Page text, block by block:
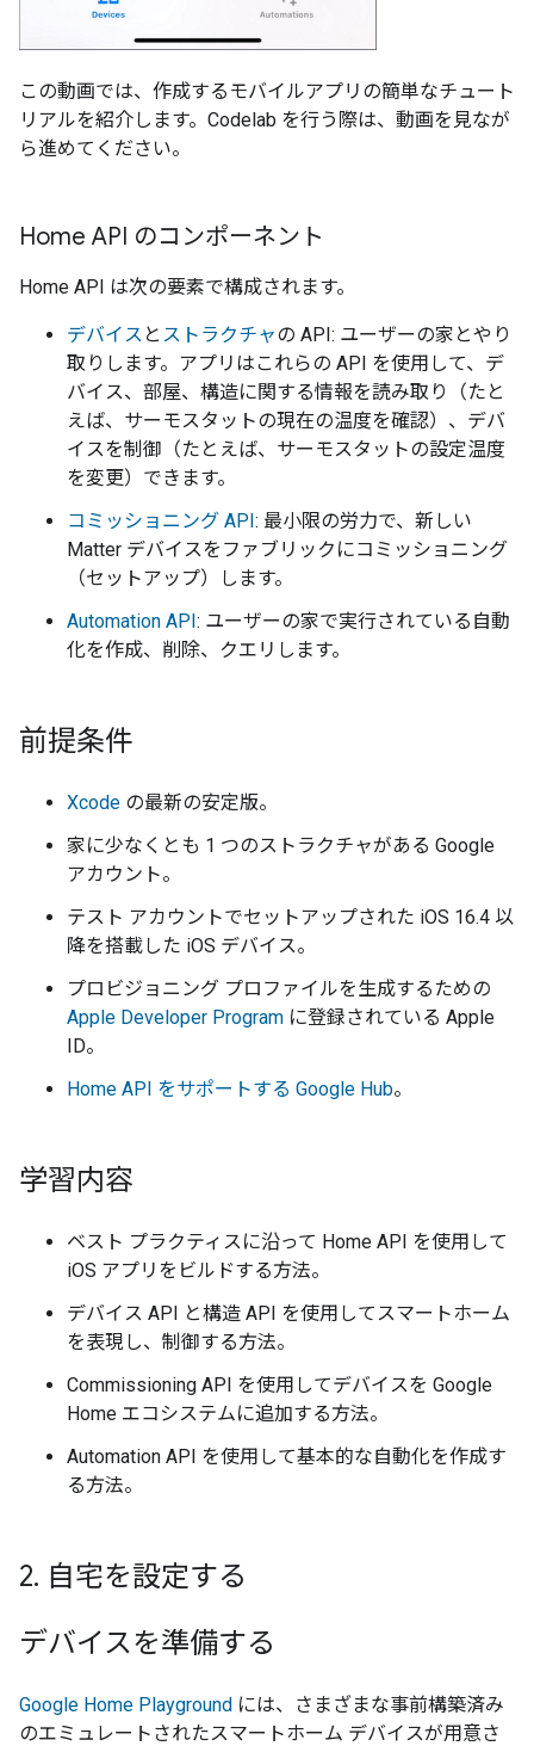
この動画では、作成するモバイルアプリの簡単なチュート
リアルを紹介します。Codelab を行う際は、動画を見なが
ら進めてください。
Home API のコンポーネント
Home API は次の要素で構成されます。
デバイス と ストラクチャの API: ユーザーの家とやり
取りします。アプリはこれらの API を使用して、デ
バイス、部屋、構造に関する情報を読み取り（たと
えば、サーモスタットの現在の温度を確認）、デバ
イスを制御（たとえば、サーモスタットの設定温度
を変更）できます。
コミッショニング API: 最小限の労力で、新しい
Matter デバイスをファブリックにコミッショニング
（セットアップ）します。
Automation API: ユーザーの家で実行されている自動
化を作成、削除、クエリします。
前提条件
Xcode の最新の安定版。
家に少なくとも 1 つのストラクチャがある Google
アカウント。
テスト アカウントでセットアップされた iOS 16.4 以
降を搭載した iOS デバイス。
プロビジョニング プロファイルを生成するための
Apple Developer Program に登録されている Apple
ID。
Home API をサポートする Google Hub。
学習内容
ベスト プラクティスに沿って Home API を使用して
iOS アプリをビルドする方法。
デバイス API と構造 API を使用してスマートホーム
を表現し、制御する方法。
Commissioning API を使用してデバイスを Google
Home エコシステムに追加する方法。
Automation API を使用して基本的な自動化を作成す
る方法。
2. 自宅を設定する
デバイスを準備する
Google Home Playground には、さまざまな事前構築済み
のエミュレートされたスマートホーム デバイスが用意さ